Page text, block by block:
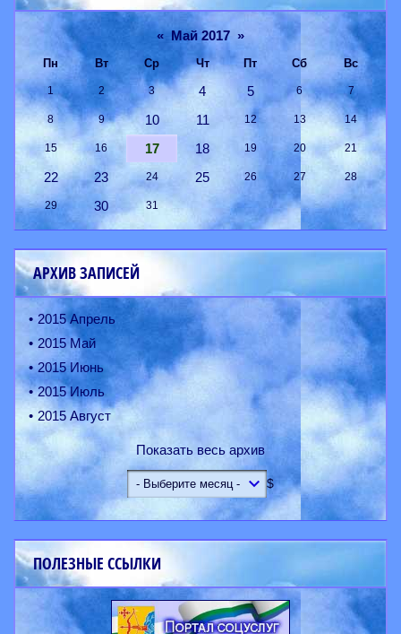
« Май 2017 »
Пн Вт Ср Чт Пт Сб Вс
1 2 3 4 5 6 7
8 9 10 11 12 13 14
15 16 17 18 19 20 21
22 23 24 25 26 27 28
29 30 31
АРХИВ ЗАПИСЕЙ
2015 Апрель
2015 Май
2015 Июнь
2015 Июль
2015 Август
Показать весь архив
$
ПОЛЕЗНЫЕ ССЫЛКИ